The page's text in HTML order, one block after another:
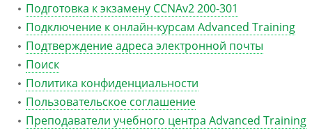
Подготовка к экзамену CCNAv2 200-301
Подключение к онлайн-курсам Advanced Training
Подтверждение адреса электронной почты
Поиск
Политика конфиденциальности
Пользовательское соглашение
Преподаватели учебного центра Advanced Training